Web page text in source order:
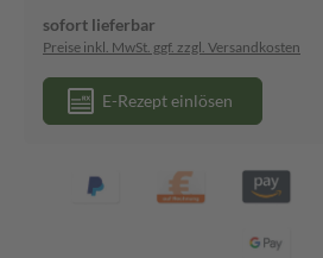
sofort lieferbar
Preise inkl. MwSt. ggf. zzgl. Versandkosten
E-Rezept einlösen